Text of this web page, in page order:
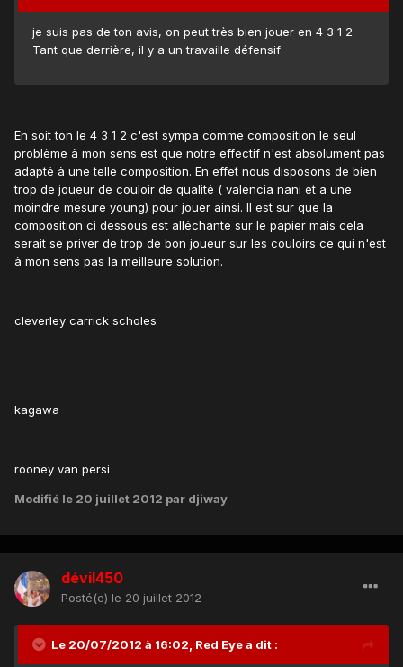
je suis pas de ton avis, on peut très bien jouer en 4 3 1 2.
Tant que derrière, il y a un travaille défensif
En soit ton le 4 3 1 2 c'est sympa comme composition le seul
problème à mon sens est que notre effectif n'est absolument pas
adapté à une telle composition. En effet nous disposons de bien
trop de joueur de couloir de qualité ( valencia nani et a une
moindre mesure young) pour jouer ainsi. Il est sur que la
composition ci dessous est alléchante sur le papier mais cela
serait se priver de trop de bon joueur sur les couloirs ce qui n'est
à mon sens pas la meilleure solution.
cleverley carrick scholes
kagawa
rooney van persi
Modifié le 20 juillet 2012 par djiway
dévil450
Posté(e) le 20 juillet 2012
Le 20/07/2012 à 16:02, Red Eye a dit :